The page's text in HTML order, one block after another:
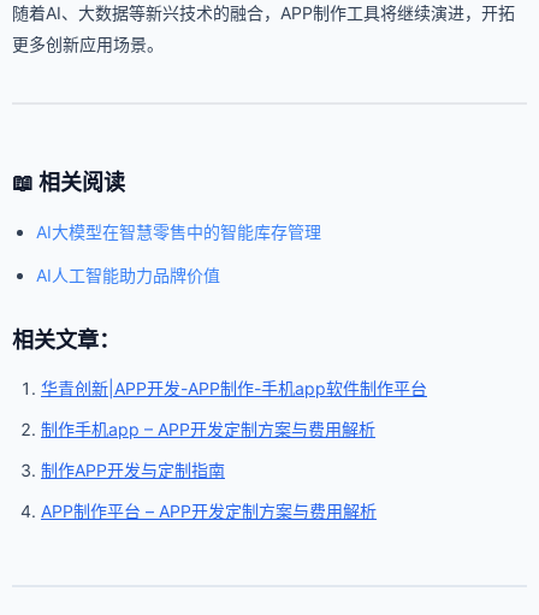
随着AI、大数据等新兴技术的融合，APP制作工具将继续演进，开拓
更多创新应用场景。
📖 相关阅读
AI大模型在智慧零售中的智能库存管理
AI人工智能助力品牌价值
相关文章：
华青创新|APP开发-APP制作-手机app软件制作平台
制作手机app – APP开发定制方案与费用解析
制作APP开发与定制指南
APP制作平台 – APP开发定制方案与费用解析